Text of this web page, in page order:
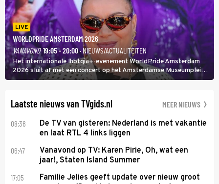
LIVE
WORLDPRIDE AMSTERDAM 2026
VANAVOND 19:05 - 20:00· NIEUWS/ACTUALITEITEN
Het internationale lhbtqia+-evenement WorldPride Amsterdam
2026 sluit af met een concert op het Amsterdamse Museumplein.
Anita Doth is een van de optredende artiesten. In de jaren 90
Laatste nieuws van TVgids.nl MEER NIEUWS
08:36
De TV van gisteren: Nederland is met vakantie
en laat RTL 4 links liggen
06:47
Vanavond op TV: Karen Pirie, Oh, wat een
jaar!, Staten Island Summer
17:05
Familie Jelies geeft update over nieuw groot